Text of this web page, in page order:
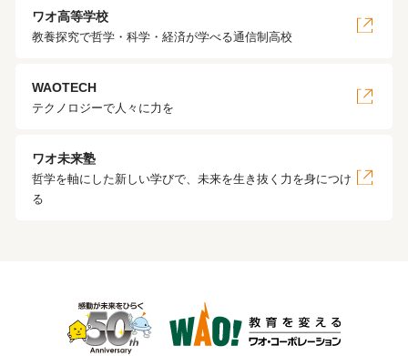
ワオ高等学校
教養探究で哲学・科学・経済が学べる通信制高校
WAOTECH
テクノロジーで人々に力を
ワオ未来塾
哲学を軸にした新しい学びで、未来を生き抜く力を身につけ
る